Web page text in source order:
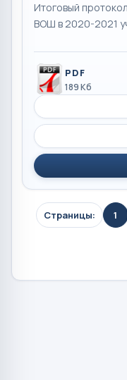
Итоговый
ВОШ в 2020-2021
PDF
189 Кб
Страницы: 1